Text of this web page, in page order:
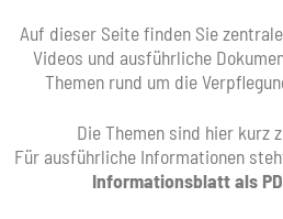
Auf dieser Seite finden Sie
Videos und ausführliche
Themen rund um die
Die Themen sind hier kurz
Für ausführliche Informationen
Informationsblatt als